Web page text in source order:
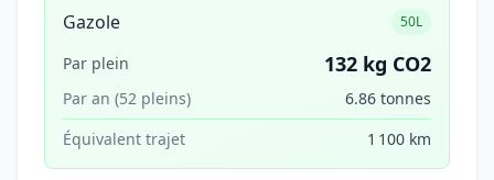
Gazole 50L
Par plein 132 kg CO2
Par an (52 pleins)
6.86 tonnes
Équivalent trajet
1 100 km